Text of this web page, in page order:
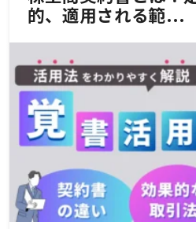
的、適用される範...